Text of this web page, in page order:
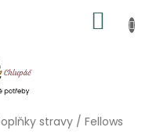
stravy / Fellows